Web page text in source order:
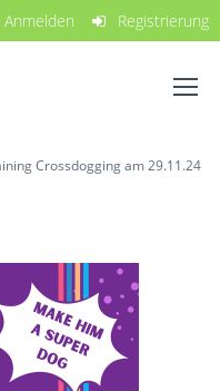
Anmelden Registrierung
Crossdogging am 29.11.24